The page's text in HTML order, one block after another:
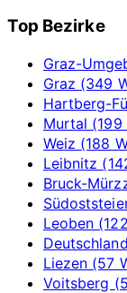
Top Bezirke
Graz-
Graz (349
Hartberg-
Murtal (199
Weiz (188
Leibnitz
Bruck-
Leoben
Liezen (57
Voitsberg